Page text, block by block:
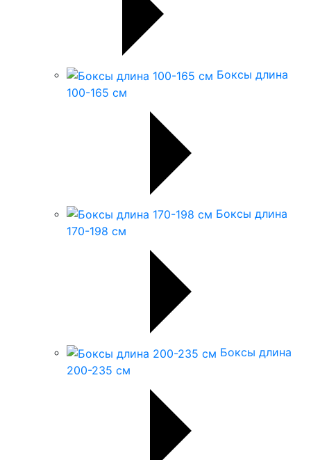
Боксы длина
100-165 см
Боксы длина
170-198 см
Боксы длина
200-235 см